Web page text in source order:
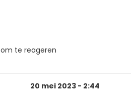
om te reageren
20 mei 2023 - 2:44